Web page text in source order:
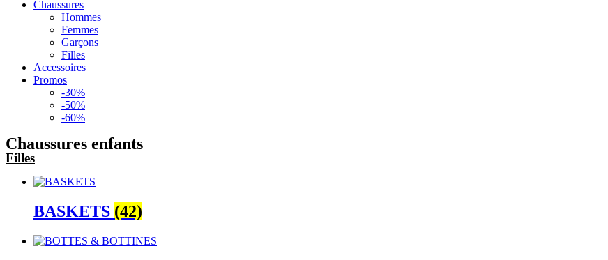
Chaussures
Hommes
Femmes
Garçons
Filles
Accessoires
Promos
-30%
-50%
-60%
Chaussures enfants
Filles
BASKETS (42)